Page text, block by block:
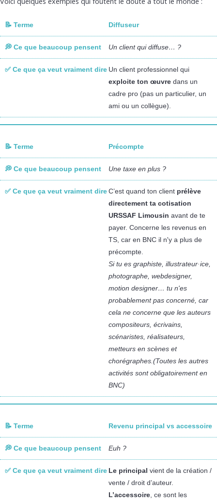
Diffuseur
Un client qui diffuse… ?
Un client professionnel qui
exploite ton œuvre dans un
cadre pro (pas un particulier, un
ami ou un collègue).
Précompte
Une taxe en plus ?
C’est quand ton client prélève
directement ta cotisation
URSSAF Limousin avant de te
payer. Concerne les revenus en
TS, car en BNC il n'y a plus de
précompte.
Si tu es graphiste, illustrateur·ice,
photographe, webdesigner,
motion designer… tu n'es
probablement pas concerné, car
cela ne concerne que les auteurs
compositeurs, écrivains,
scénaristes, réalisateurs,
metteurs en scènes et
chorégraphes.(Toutes les autres
activités sont obligatoirement en
BNC)
Revenu principal vs accessoire
Euh ?
Le principal vient de la création /
vente / droit d’auteur.
L’accessoire , ce sont les